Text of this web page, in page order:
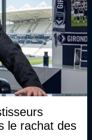
le rachat des